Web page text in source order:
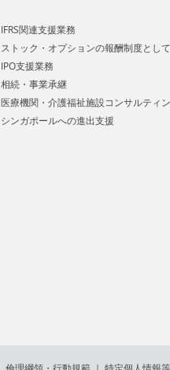
IFRS関連支援業務
ストック・オプションの報酬制度とし
IPO支援業務
相続・事業承継
医療機関・介護福祉施設コンサルティ
シンガポールへの進出支援